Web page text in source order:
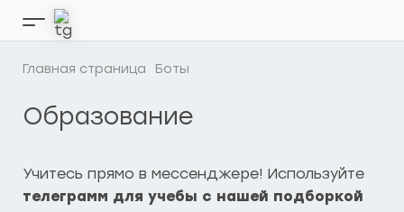
Перейти
содержимому
Кнопка
бокового
меню
Главная страница Боты
Образование
Учитесь прямо в мессенджере! Используйте
телеграмм для учебы с нашей подборкой